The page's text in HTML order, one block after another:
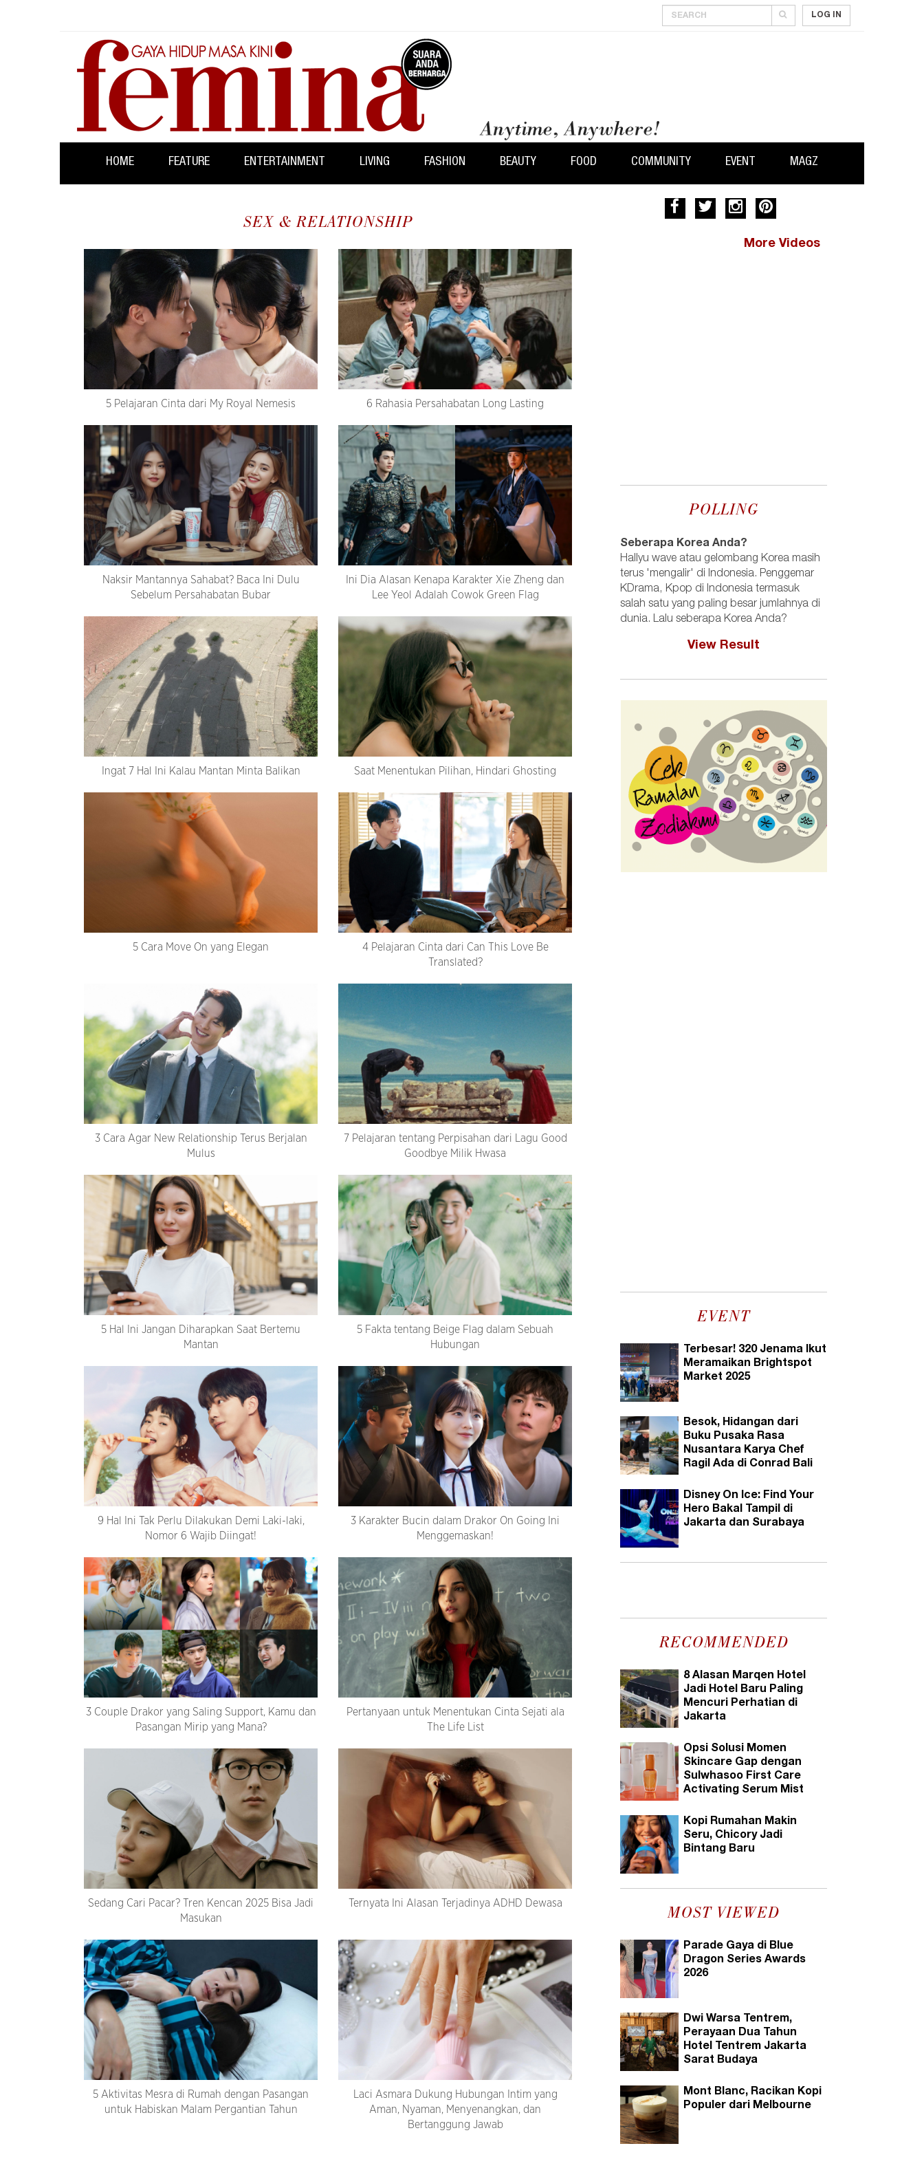
LOG IN
HOME FEATURE ENTERTAINMENT LIVING FASHION BEAUTY FOOD COMMUNITY EVENT MAGZ
SEX & RELATIONSHIP
5 Pelajaran Cinta dari My Royal Nemesis 6 Rahasia Persahabatan Long Lasting
Naksir Mantannya Sahabat? Baca Ini Dulu
Sebelum Persahabatan Bubar
Ini Dia Alasan Kenapa Karakter Xie Zheng dan
Lee Yeol Adalah Cowok Green Flag
Ingat 7 Hal Ini Kalau Mantan Minta Balikan Saat Menentukan Pilihan, Hindari Ghosting
5 Cara Move On yang Elegan
4 Pelajaran Cinta dari Can This Love Be
Translated?
3 Cara Agar New Relationship Terus Berjalan
Mulus
7 Pelajaran tentang Perpisahan dari Lagu Good
Goodbye Milik Hwasa
5 Hal Ini Jangan Diharapkan Saat Bertemu
Mantan
5 Fakta tentang Beige Flag dalam Sebuah
Hubungan
9 Hal Ini Tak Perlu Dilakukan Demi Laki-laki,
Nomor 6 Wajib Diingat!
3 Karakter Bucin dalam Drakor On Going Ini
Menggemaskan!
3 Couple Drakor yang Saling Support, Kamu dan
Pasangan Mirip yang Mana?
Pertanyaan untuk Menentukan Cinta Sejati ala
The Life List
Sedang Cari Pacar? Tren Kencan 2025 Bisa Jadi
Masukan
Ternyata Ini Alasan Terjadinya ADHD Dewasa
5 Aktivitas Mesra di Rumah dengan Pasangan
untuk Habiskan Malam Pergantian Tahun
Laci Asmara Dukung Hubungan Intim yang
Aman, Nyaman, Menyenangkan, dan
Bertanggung Jawab
More Videos
POLLING
Seberapa Korea Anda?
Hallyu wave atau gelombang Korea masih
terus 'mengalir' di Indonesia. Penggemar
KDrama, Kpop di Indonesia termasuk
salah satu yang paling besar jumlahnya di
dunia. Lalu seberapa Korea Anda?
View Result
EVENT
Terbesar! 320 Jenama Ikut
Meramaikan Brightspot
Market 2025
Besok, Hidangan dari
Buku Pusaka Rasa
Nusantara Karya Chef
Ragil Ada di Conrad Bali
Disney On Ice: Find Your
Hero Bakal Tampil di
Jakarta dan Surabaya
RECOMMENDED
8 Alasan Marqen Hotel
Jadi Hotel Baru Paling
Mencuri Perhatian di
Jakarta
Opsi Solusi Momen
Skincare Gap dengan
Sulwhasoo First Care
Activating Serum Mist
Kopi Rumahan Makin
Seru, Chicory Jadi
Bintang Baru
MOST VIEWED
Parade Gaya di Blue
Dragon Series Awards
2026
Dwi Warsa Tentrem,
Perayaan Dua Tahun
Hotel Tentrem Jakarta
Sarat Budaya
Mont Blanc, Racikan Kopi
Populer dari Melbourne